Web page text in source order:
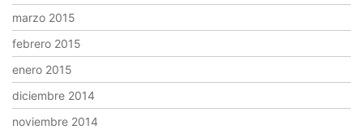
marzo 2015
febrero 2015
enero 2015
diciembre 2014
noviembre 2014